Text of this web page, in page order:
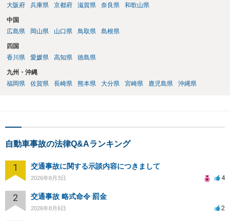
大阪府
兵庫県 京都府 滋賀県 奈良県 和歌山県
中国
広島県
岡山県 山口県 鳥取県 島根県
四国
香川県
愛媛県 高知県 徳島県
九州・沖縄
福岡県
佐賀県 長崎県 熊本県 大分県 宮崎県 鹿児島県 沖縄県
自動車事故の法律Q&Aランキング
1 交通事故に関する示談内容につきまして
2026年8月3日 4
2 交通事故 略式命令 罰金
2026年8月6日 2